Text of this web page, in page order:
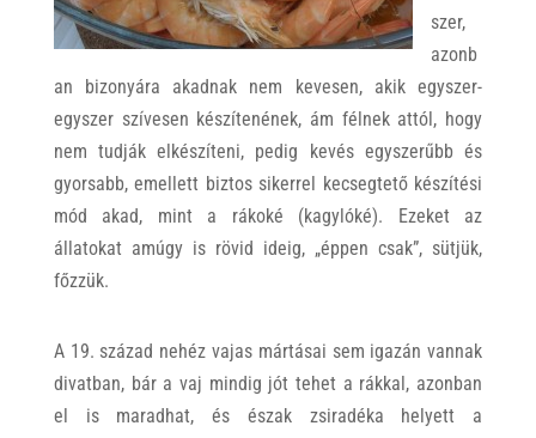
szer,
azonb
an bizonyára akadnak nem kevesen, akik egyszer-
egyszer szívesen készítenének, ám félnek attól, hogy
nem tudják elkészíteni, pedig kevés egyszerűbb és
gyorsabb, emellett biztos sikerrel kecsegtető készítési
mód akad, mint a rákoké (kagylóké). Ezeket az
állatokat amúgy is rövid ideig, „éppen csak”, sütjük,
főzzük.
A 19. század nehéz vajas mártásai sem igazán vannak
divatban, bár a vaj mindig jót tehet a rákkal, azonban
el is maradhat, és észak zsiradéka helyett a